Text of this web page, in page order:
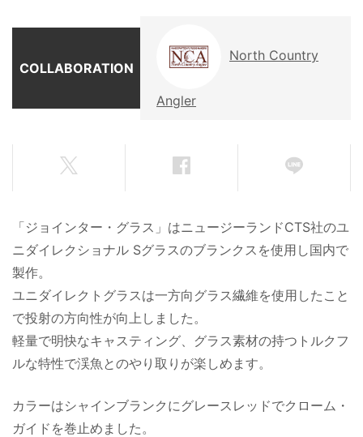
COLLABORATION
North Country
Angler
「ジョインター・グラス」はニュージーランドCTS社のユ
ニダイレクショナル Sグラスのブランクスを使用し国内で
製作。
ユニダイレクトグラスは一方向グラス繊維を使用したこと
で投射の方向性が向上しました。
軽量で明快なキャスティング、グラス素材の持つトルクフ
ルな特性で渓魚とのやり取りが楽しめます。
カラーはシャインブランクにグレースレッドでクローム・
ガイドを巻止めました。